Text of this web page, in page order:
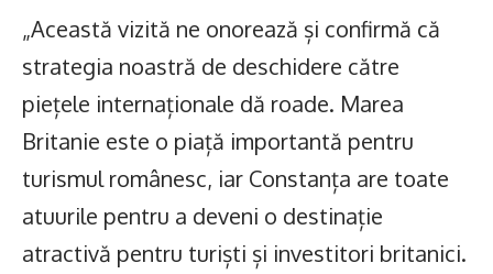
„Această vizită ne onorează și confirmă că
strategia noastră de deschidere către
piețele internaționale dă roade. Marea
Britanie este o piață importantă pentru
turismul românesc, iar Constanța are toate
atuurile pentru a deveni o destinație
atractivă pentru turiști și investitori britanici.